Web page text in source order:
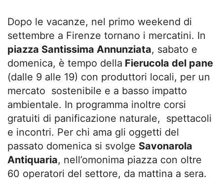
Dopo le vacanze, nel primo weekend di
settembre a Firenze tornano i mercatini. In
piazza Santissima Annunziata, sabato e
domenica, è tempo della Fierucola del pane
(dalle 9 alle 19) con produttori locali, per un
mercato sostenibile e a basso impatto
ambientale. In programma inoltre corsi
gratuiti di panificazione naturale, spettacoli
e incontri. Per chi ama gli oggetti del
passato domenica si svolge Savonarola
Antiquaria, nell’omonima piazza con oltre
60 operatori del settore, da mattina a sera.